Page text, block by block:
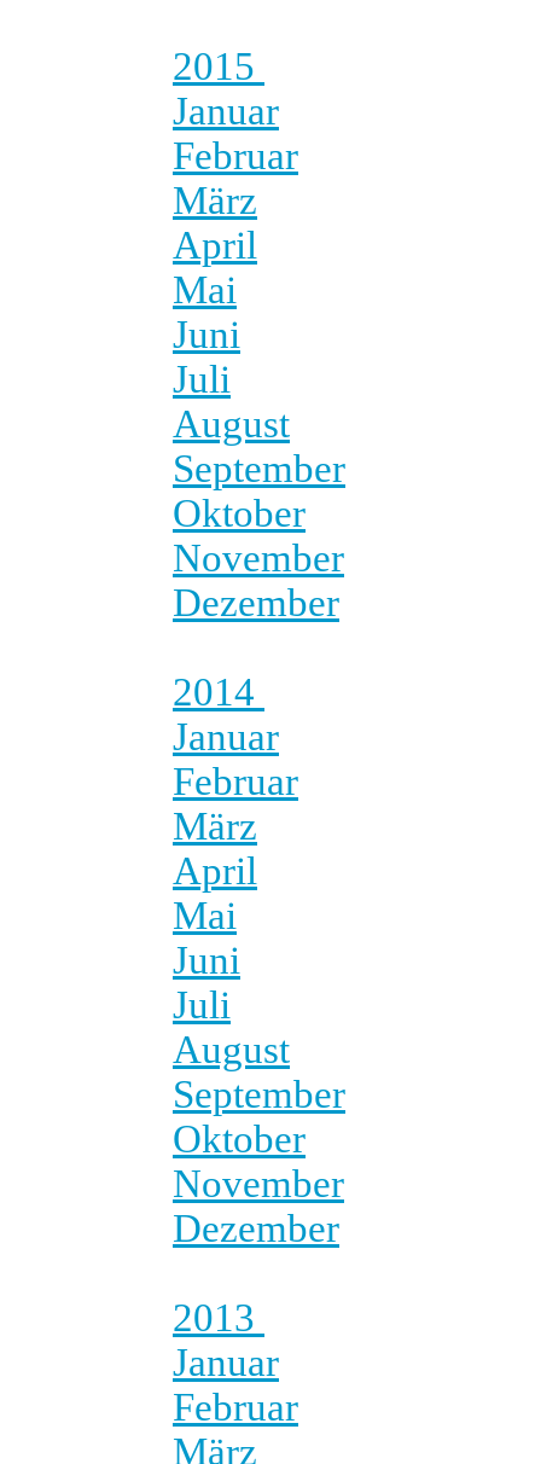
2015
Januar
Februar
März
April
Mai
Juni
Juli
August
September
Oktober
November
Dezember
2014
Januar
Februar
März
April
Mai
Juni
Juli
August
September
Oktober
November
Dezember
2013
Januar
Februar
März